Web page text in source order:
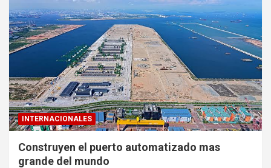
INTERNACIONALES
Construyen el puerto automatizado mas
grande del mundo